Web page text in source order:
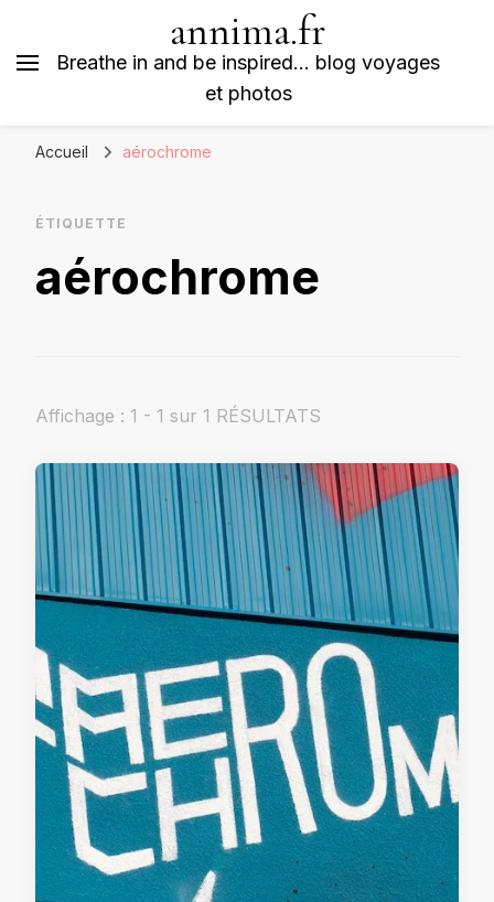
annima.fr
Breathe in and be inspired… blog voyages
et photos
Accueil aérochrome
ÉTIQUETTE
aérochrome
Affichage : 1 - 1 sur 1 RÉSULTATS